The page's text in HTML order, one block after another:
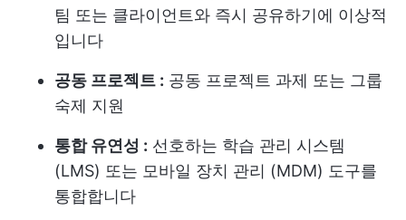
팀 또는 클라이언트와 즉시 공유하기에 이상적
입니다
공동 프로젝트 : 공동 프로젝트 과제 또는 그룹
숙제 지원
통합 유연성 : 선호하는 학습 관리 시스템
(LMS) 또는 모바일 장치 관리 (MDM) 도구를
통합합니다